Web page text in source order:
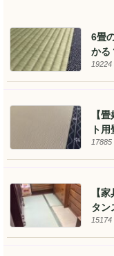
6畳
かる
19224
【
ト
17885
【
タン
15174